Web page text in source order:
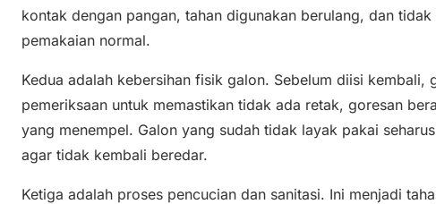
kontak dengan pangan, tahan digunakan berulang, dan
pemakaian normal.
Kedua adalah kebersihan fisik galon. Sebelum diisi kembali,
pemeriksaan untuk memastikan tidak ada retak, goresan
yang menempel. Galon yang sudah tidak layak pakai
agar tidak kembali beredar.
Ketiga adalah proses pencucian dan sanitasi. Ini menjadi